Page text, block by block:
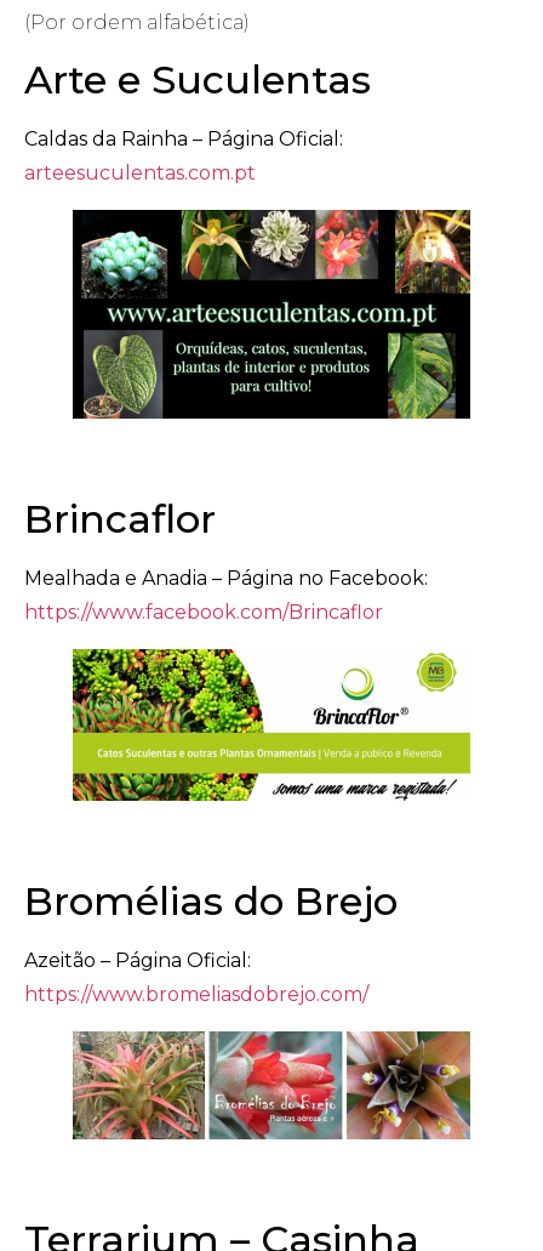
(Por ordem alfabética)
Arte e Suculentas
Caldas da Rainha – Página Oficial:
arteesuculentas.com.pt
Brincaflor
Mealhada e Anadia – Página no Facebook:
https://www.facebook.com/Brincaflor
Bromélias do Brejo
Azeitão – Página Oficial:
https://www.bromeliasdobrejo.com/
Terrarium – Casinha